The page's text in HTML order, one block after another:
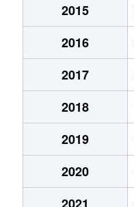
2015
2016
2017
2018
2019
2020
2021